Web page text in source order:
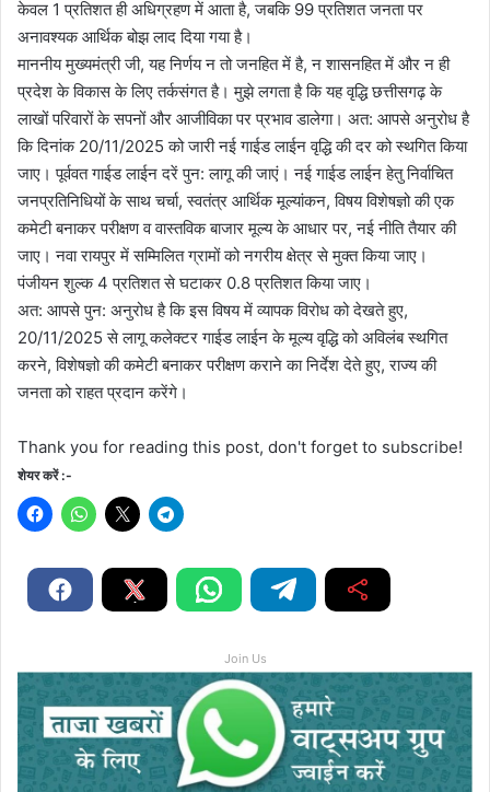
केवल 1 प्रतिशत ही अधिग्रहण में आता है, जबकि 99 प्रतिशत जनता पर
अनावश्यक आर्थिक बोझ लाद दिया गया है।
माननीय मुख्यमंत्री जी, यह निर्णय न तो जनहित में है, न शासनहित में और न ही
प्रदेश के विकास के लिए तर्कसंगत है। मुझे लगता है कि यह वृद्धि छत्तीसगढ़ के
लाखों परिवारों के सपनों और आजीविका पर प्रभाव डालेगा। अत: आपसे अनुरोध है
कि दिनांक 20/11/2025 को जारी नई गाईड लाईन वृद्धि की दर को स्थगित किया
जाए। पूर्ववत गाईड लाईन दरें पुन: लागू की जाएं। नई गाईड लाईन हेतु निर्वाचित
जनप्रतिनिधियों के साथ चर्चा, स्वतंत्र आर्थिक मूल्यांकन, विषय विशेषज्ञो की एक
कमेटी बनाकर परीक्षण व वास्तविक बाजार मूल्य के आधार पर, नई नीति तैयार की
जाए। नवा रायपुर में सम्मिलित ग्रामों को नगरीय क्षेत्र से मुक्त किया जाए।
पंजीयन शुल्क 4 प्रतिशत से घटाकर 0.8 प्रतिशत किया जाए।
अत: आपसे पुन: अनुरोध है कि इस विषय में व्यापक विरोध को देखते हुए,
20/11/2025 से लागू कलेक्टर गाईड लाईन के मूल्य वृद्धि को अविलंब स्थगित
करने, विशेषज्ञो की कमेटी बनाकर परीक्षण कराने का निर्देश देते हुए, राज्य की
जनता को राहत प्रदान करेंगे।
Thank you for reading this post, don't forget to subscribe!
शेयर करें :-
Join Us